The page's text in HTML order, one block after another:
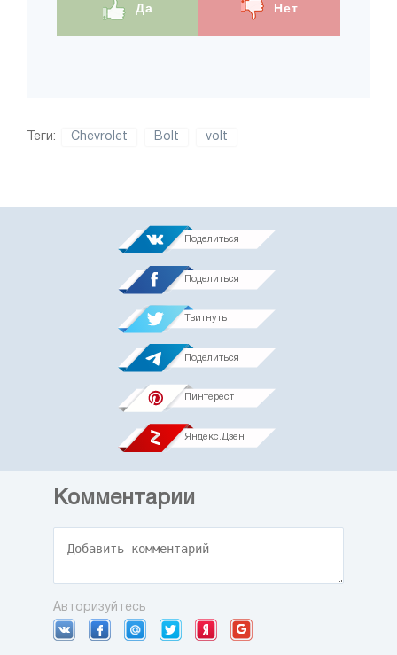
Да Нет
Теги: Chevrolet Bolt volt
Поделиться
Поделиться
Твитнуть
Поделиться
Пинтерест
Яндекс.Дзен
Комментарии
Авторизуйтесь